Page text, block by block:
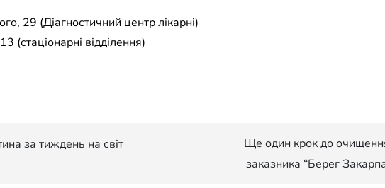
29 (Діагностичний центр лікарні)
(стаціонарні відділення)
за тиждень на світ
Ще один крок до
заказника “Берег